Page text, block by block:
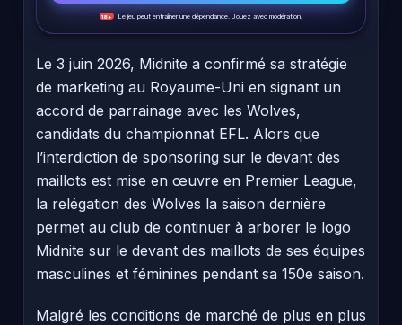
18+ Le jeu peut entraîner une dépendance. Jouez avec modération.
Le 3 juin 2026, Midnite a confirmé sa stratégie
de marketing au Royaume-Uni en signant un
accord de parrainage avec les Wolves,
candidats du championnat EFL. Alors que
l’interdiction de sponsoring sur le devant des
maillots est mise en œuvre en Premier League,
la relégation des Wolves la saison dernière
permet au club de continuer à arborer le logo
Midnite sur le devant des maillots de ses équipes
masculines et féminines pendant sa 150e saison.
Malgré les conditions de marché de plus en plus